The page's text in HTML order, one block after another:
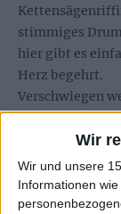
Wir
Wir und unsere
Informationen
stimmiges
hier gibt es
Herz begehrt.
Verschwiegen
auch einige
Tage, als
denn zwischen
kurze, mit
Einleitungen,